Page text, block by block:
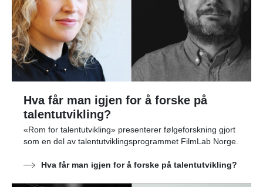
Hva får man igjen for å forske på
talentutvikling?
«Rom for talentutvikling» presenterer følgeforskning gjort
som en del av talentutviklingsprogrammet FilmLab Norge.
Hva får man igjen for å forske på talentutvikling?